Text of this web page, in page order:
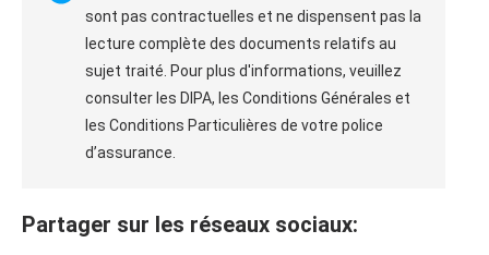
sont pas contractuelles et ne dispensent pas la
lecture complète des documents relatifs au
sujet traité. Pour plus d'informations, veuillez
consulter les DIPA, les Conditions Générales et
les Conditions Particulières de votre police
d’assurance.
Partager sur les réseaux sociaux: